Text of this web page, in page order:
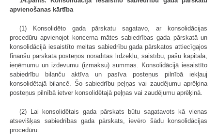
apvienošanas kārtība
(1) Konsolidēto gada pārskatu sagatavo, ar konsolidācijas
procedūru apvienojot koncerna mātes sabiedrības gada pārskatā un
konsolidācijā iesaistīto meitas sabiedrību gada pārskatos attiecīgajos
finanšu pārskata posteņos norādītās līdzekļu, saistību, pašu kapitāla,
ieņēmumu un izdevumu (izmaksu) summas. Konsolidācijā iesaistīto
sabiedrību bilanču aktīva un pasīva posteņus pilnībā iekļauj
konsolidētajā bilancē. Šo sabiedrību peļņas vai zaudējumu aprēķina
posteņus pilnībā ietver konsolidētajā peļņas vai zaudējumu aprēķinā.
(2) Lai konsolidētais gada pārskats būtu sagatavots kā vienas
atsevišķas sabiedrības gada pārskats, ievēro šādu konsolidācijas
procedūru: